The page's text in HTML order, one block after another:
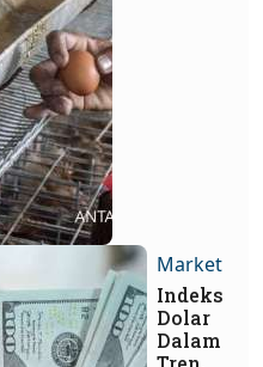
Market
Indeks
Dolar
Dalam